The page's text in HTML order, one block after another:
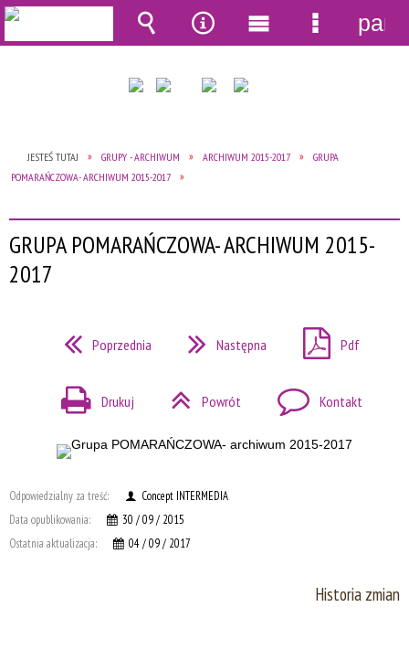
JESTEŚ TUTAJ GRUPY - ARCHIWUM ARCHIWUM 2015-2017
GRUPA
POMARAŃCZOWA- ARCHIWUM 2015-2017
GRUPA POMARAŃCZOWA- ARCHIWUM 2015-
2017
Poprzednia Następna Pdf
Drukuj Powrót Kontakt
Odpowiedzialny za treść:
Concept INTERMEDIA
Data opublikowania:
30 / 09 / 2015
Ostatnia aktualizacja:
04 / 09 / 2017
Historia zmian
Wyszukiwarka
Narzędzia
Menu
główne
Menu